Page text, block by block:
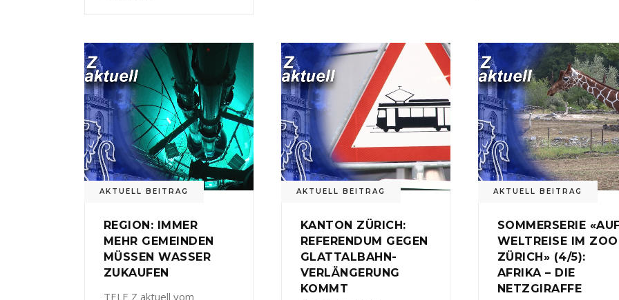
AKTUELL BEITRAG
REGION: IMMER
MEHR GEMEINDEN
MÜSSEN WASSER
ZUKAUFEN
TELE Z aktuell vom
AKTUELL BEITRAG
KANTON ZÜRICH:
REFERENDUM GEGEN
GLATTALBAHN-
VERLÄNGERUNG
KOMMT
AKTUELL BEITRAG
SOMMERSERIE
WELTREISE IM ZOO
ZÜRICH» (4/5):
AFRIKA – DIE
NETZGIRAFFE